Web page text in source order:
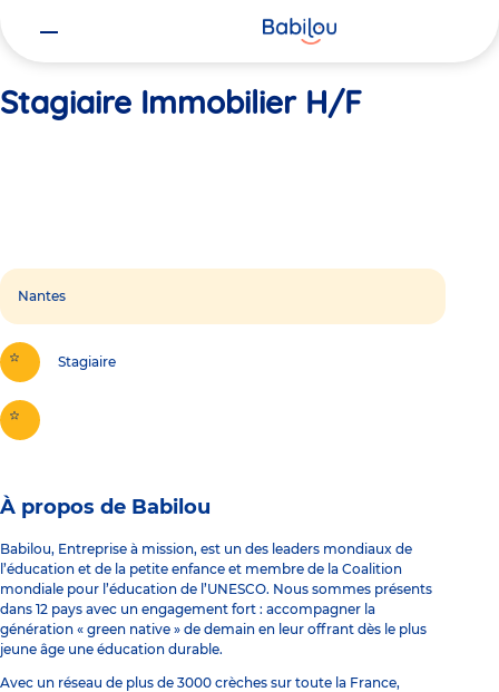
Stagiaire Immobilier H/F
Nantes
Stagiaire
À propos de Babilou
Babilou, Entreprise à mission, est un des leaders mondiaux de
l’éducation et de la petite enfance et membre de la Coalition
mondiale pour l’éducation de l’UNESCO. Nous sommes présents
dans 12 pays avec un engagement fort : accompagner la
génération « green native » de demain en leur offrant dès le plus
jeune âge une éducation durable.
Avec un réseau de plus de 3000 crèches sur toute la France,